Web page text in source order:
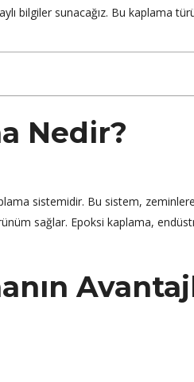
bilgiler sunacağız. Bu kaplama
Nedir?
sistemidir. Bu sistem, zeminlere
sağlar. Epoksi kaplama,